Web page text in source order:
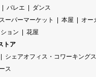
バレエ
ダンス
スーパーマーケット 本屋
オー
ョン
花屋
トア
シェアオフィス・コワーキング
ス